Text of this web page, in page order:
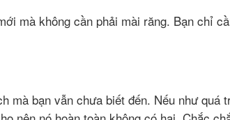
mà không cần phải mài răng. Bạn chỉ
mà bạn vẫn chưa biết đến. Nếu như